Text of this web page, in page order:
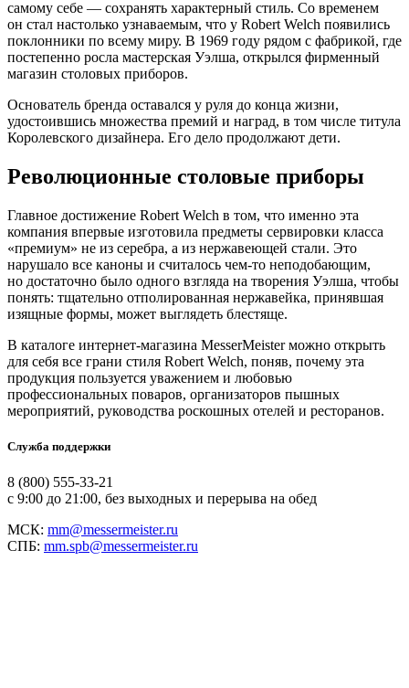
самому себе — сохранять характерный стиль. Со временем
он стал настолько узнаваемым, что у Robert Welch появились
поклонники по всему миру. В 1969 году рядом с фабрикой, где
постепенно росла мастерская Уэлша, открылся фирменный
магазин столовых приборов.
Основатель бренда оставался у руля до конца жизни,
удостоившись множества премий и наград, в том числе титула
Королевского дизайнера. Его дело продолжают дети.
Революционные столовые приборы
Главное достижение Robert Welch в том, что именно эта
компания впервые изготовила предметы сервировки класса
«премиум» не из серебра, а из нержавеющей стали. Это
нарушало все каноны и считалось чем-то неподобающим,
но достаточно было одного взгляда на творения Уэлша, чтобы
понять: тщательно отполированная нержавейка, принявшая
изящные формы, может выглядеть блестяще.
В каталоге интернет-магазина MesserMeister можно открыть
для себя все грани стиля Robert Welch, поняв, почему эта
продукция пользуется уважением и любовью
профессиональных поваров, организаторов пышных
мероприятий, руководства роскошных отелей и ресторанов.
Служба поддержки
8 (800) 555-33-21
с 9:00 до 21:00, без выходных и перерыва на обед
МСК: mm@messermeister.ru
СПБ: mm.spb@messermeister.ru